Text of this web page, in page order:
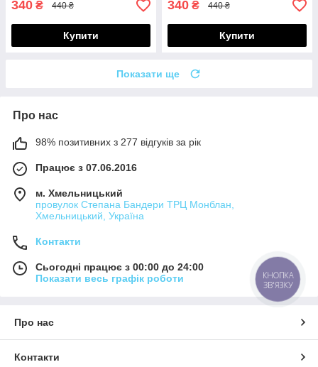
340 ₴ 440 ₴
Купити
340 ₴ 440 ₴
Купити
Показати ще
Про нас
98% позитивних з 277 відгуків за рік
Працює з 07.06.2016
м. Хмельницький
провулок Степана Бандери ТРЦ Монблан,
Хмельницький, Україна
Контакти
Сьогодні працює з 00:00 до 24:00
Показати весь графік роботи
Про нас
Контакти
КНОПКА
ЗВ'ЯЗКУ